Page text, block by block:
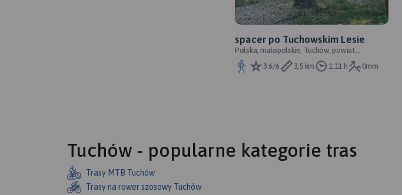
spacer po Tuchowskim Lesie
Polska, małopolskie, Tuchów, powiat
tarnowski
3.6/6
3,5 km 1:11 h 0mm
Tuchów - popularne kategorie tras
Trasy MTB Tuchów
Trasy na rower szosowy Tuchów